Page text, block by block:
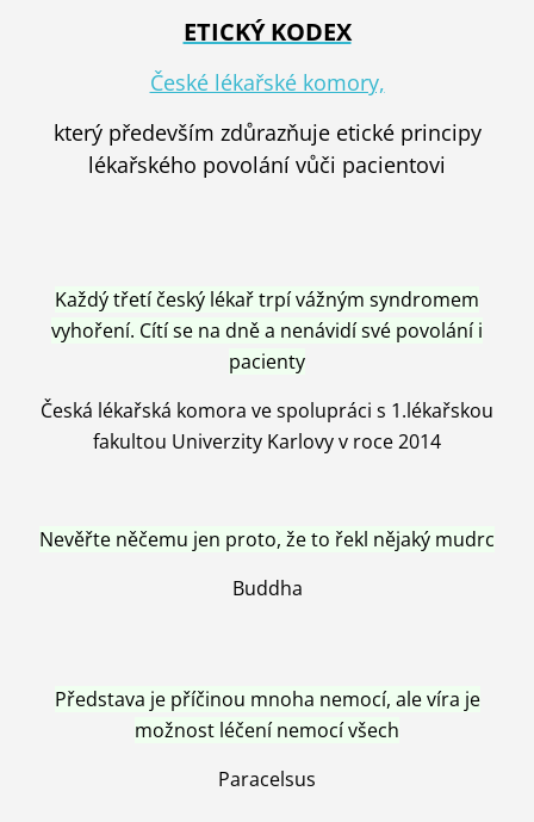
ETICKÝ KODEX
České lékařské komory,
který především zdůrazňuje etické principy
lékařského povolání vůči pacientovi
Každý třetí český lékař trpí vážným syndromem
vyhoření. Cítí se na dně a nenávidí své povolání i
pacienty
Česká lékařská komora ve spolupráci s 1.lékařskou
fakultou Univerzity Karlovy v roce 2014
Nevěřte něčemu jen proto, že to řekl nějaký mudrc
Buddha
Představa je příčinou mnoha nemocí, ale víra je
možnost léčení nemocí všech
Paracelsus